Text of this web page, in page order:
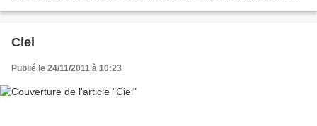
Ciel
Publié le 24/11/2011 à 10:23